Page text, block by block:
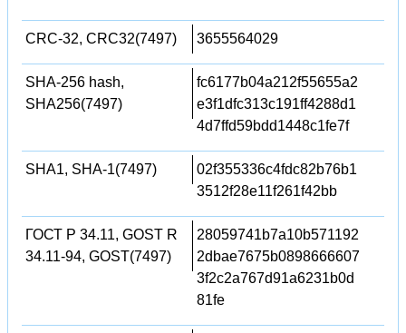
CRC-32, CRC32(7497) 3655564029
SHA-256 hash,
SHA256(7497)
fc6177b04a212f55655a2
e3f1dfc313c191ff4288d1
4d7ffd59bdd1448c1fe7f
SHA1, SHA-1(7497)
02f355336c4fdc82b76b1
3512f28e11f261f42bb
ГОСТ Р 34.11, GOST R
34.11-94, GOST(7497)
28059741b7a10b571192
2dbae7675b0898666607
3f2c2a767d91a6231b0d
81fe